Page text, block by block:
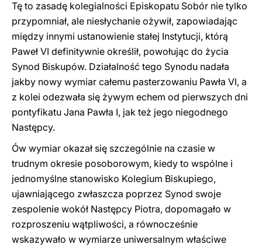
Tę to zasadę kolegialności Episkopatu Sobór nie tylko
przypomniał, ale niesłychanie ożywił, zapowiadając
między innymi ustanowienie stałej Instytucji, którą
Paweł VI definitywnie określił, powołując do życia
Synod Biskupów. Działalność tego Synodu nadała
jakby nowy wymiar całemu pasterzowaniu Pawła VI, a
z kolei odezwała się żywym echem od pierwszych dni
pontyfikatu Jana Pawła I, jak też jego niegodnego
Następcy.
Ów wymiar okazał się szczególnie na czasie w
trudnym okresie posoborowym, kiedy to wspólne i
jednomyślne stanowisko Kolegium Biskupiego,
ujawniającego zwłaszcza poprzez Synod swoje
zespolenie wokół Następcy Piotra, dopomagało w
rozproszeniu wątpliwości, a równocześnie
wskazywało w wymiarze uniwersalnym właściwe